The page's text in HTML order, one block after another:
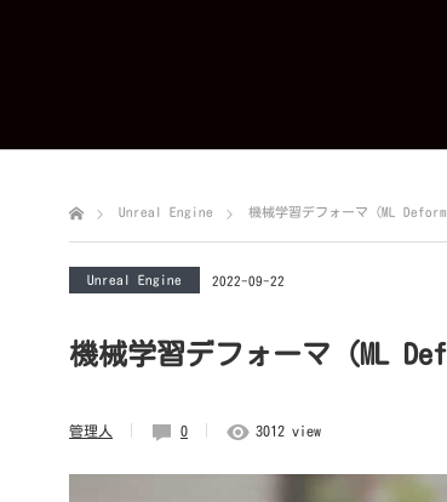
Unreal Engine 機械学習デフォーマ（ML
Unreal Engine 2022-09-22
機械学習デフォーマ（ML
管理人 0 3012 view